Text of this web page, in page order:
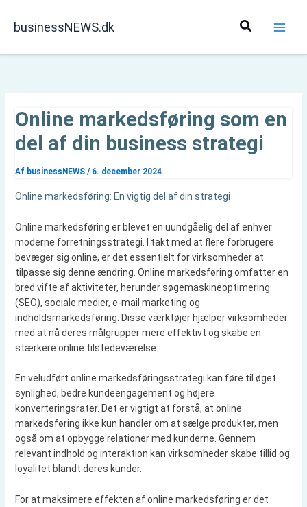
businessNEWS.dk Søg
Online markedsføring som en
del af din business strategi
Af businessNEWS / 6. december 2024
Online markedsføring: En vigtig del af din strategi
Online markedsføring er blevet en uundgåelig del af enhver
moderne forretningsstrategi. I takt med at flere forbrugere
bevæger sig online, er det essentielt for virksomheder at
tilpasse sig denne ændring. Online markedsføring omfatter en
bred vifte af aktiviteter, herunder søgemaskineoptimering
(SEO), sociale medier, e-mail marketing og
indholdsmarkedsføring. Disse værktøjer hjælper virksomheder
med at nå deres målgrupper mere effektivt og skabe en
stærkere online tilstedeværelse.
En veludført online markedsføringsstrategi kan føre til øget
synlighed, bedre kundeengagement og højere
konverteringsrater. Det er vigtigt at forstå, at online
markedsføring ikke kun handler om at sælge produkter, men
også om at opbygge relationer med kunderne. Gennem
relevant indhold og interaktion kan virksomheder skabe tillid og
loyalitet blandt deres kunder.
For at maksimere effekten af online markedsføring er det